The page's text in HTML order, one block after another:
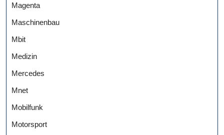
Magenta
Maschinenbau
Mbit
Medizin
Mercedes
Mnet
Mobilfunk
Motorsport